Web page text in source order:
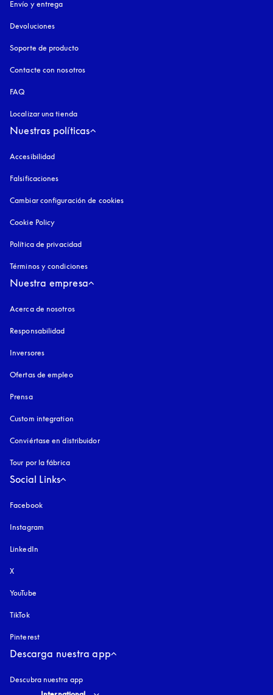
Envío y entrega
Devoluciones
Soporte de producto
Contacte con nosotros
FAQ
Localizar una tienda
Nuestras políticas
Accesibilidad
Falsificaciones
Cambiar configuración de cookies
Cookie Policy
Política de privacidad
Términos y condiciones
Nuestra empresa
Acerca de nosotros
Responsabilidad
Inversores
Ofertas de empleo
Prensa
Custom integration
Conviértase en distribuidor
Tour por la fábrica
Social Links
Facebook
Instagram
LinkedIn
X
YouTube
TikTok
Pinterest
Descarga nuestra app
Descubra nuestra app